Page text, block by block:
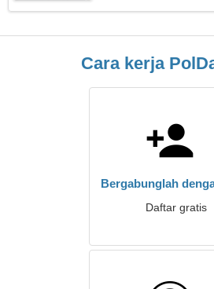
Cara kerja
Bergabunglah
Daftar gratis